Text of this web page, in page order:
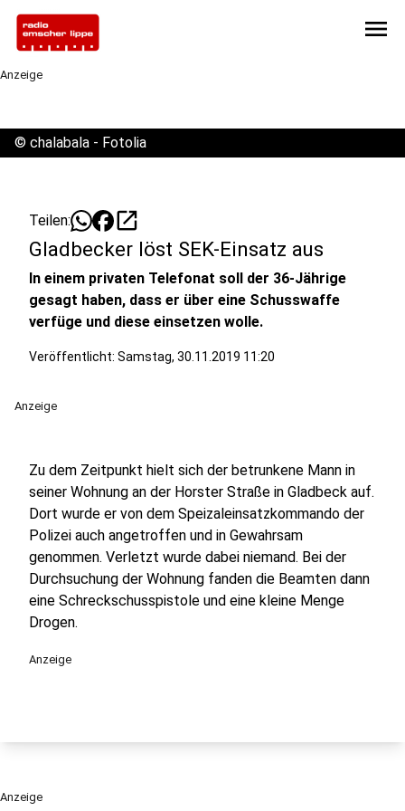
menu
Anzeige
© chalabala - Fotolia
Teilen: open_in_new
Gladbecker löst SEK-Einsatz aus
In einem privaten Telefonat soll der 36-Jährige
gesagt haben, dass er über eine Schusswaffe
verfüge und diese einsetzen wolle.
Veröffentlicht: Samstag, 30.11.2019 11:20
Anzeige
Zu dem Zeitpunkt hielt sich der betrunkene Mann in
seiner Wohnung an der Horster Straße in Gladbeck auf.
Dort wurde er von dem Speizaleinsatzkommando der
Polizei auch angetroffen und in Gewahrsam
genommen. Verletzt wurde dabei niemand. Bei der
Durchsuchung der Wohnung fanden die Beamten dann
eine Schreckschusspistole und eine kleine Menge
Drogen.
Anzeige
Anzeige